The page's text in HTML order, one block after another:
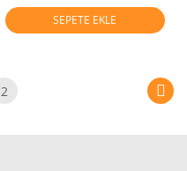
SEPETE EKLE
2